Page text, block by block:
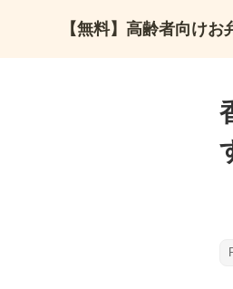
【無料】高齢者向け